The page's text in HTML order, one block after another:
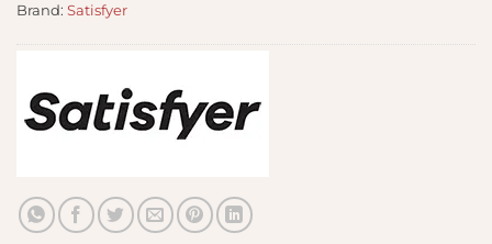
Brand: Satisfyer